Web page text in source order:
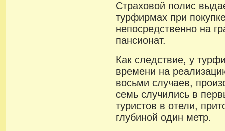
Страховой полис
турфирмах при
непосредственно на
пансионат.
Как следствие, у
времени на
восьми случаев,
семь случились в
туристов в отели,
глубиной один метр.